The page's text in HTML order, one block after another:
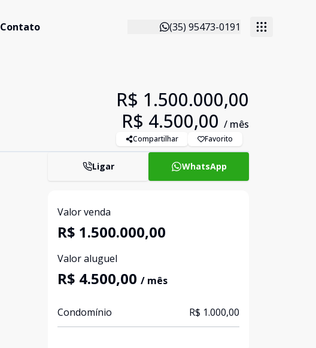
Contato (35) 95473-0191
R$ 1.500.000,00
R$ 4.500,00 / mês
Compartilhar Favorito
Ligar WhatsApp
Valor venda
R$ 1.500.000,00
Valor aluguel
R$ 4.500,00 / mês
Condomínio R$ 1.000,00